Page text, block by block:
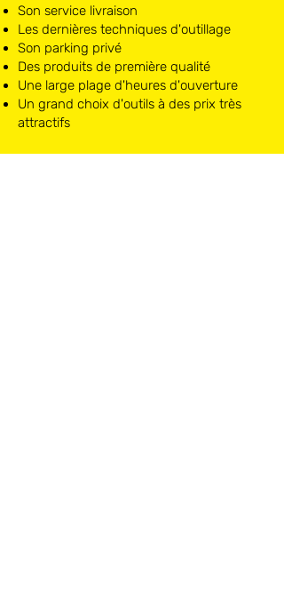
Son service livraison
Les dernières techniques d'outillage
Son parking privé
Des produits de première qualité
Une large plage d'heures d'ouverture
Un grand choix d'outils à des prix très
attractifs